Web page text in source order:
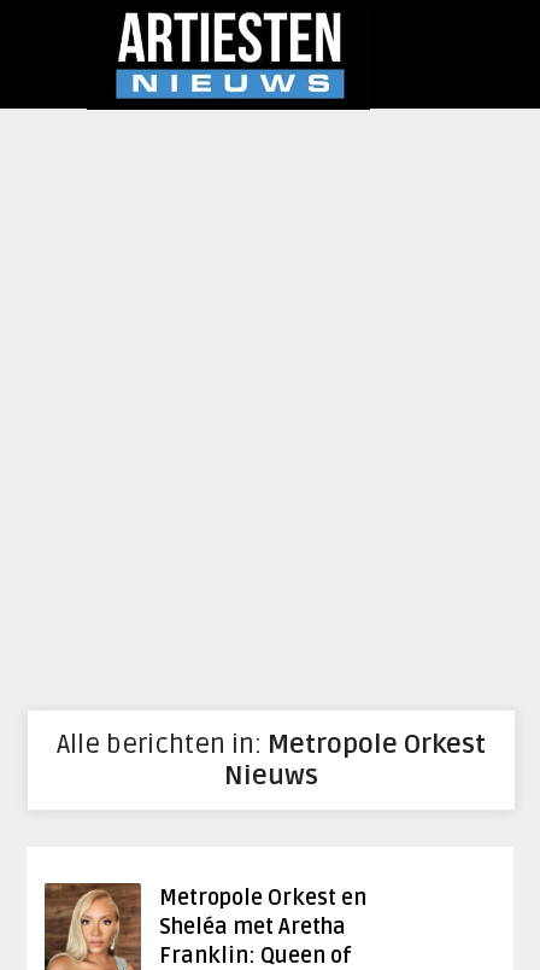
Alle berichten in: Metropole Orkest
Nieuws
Metropole Orkest en
Sheléa met Aretha
Franklin: Queen of